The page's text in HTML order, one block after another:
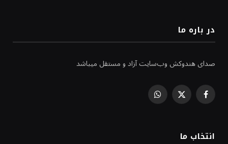
در باره ما
صدای هندوکش وب‌سایت آزاد و مستقل میباشد
Facebook
X
WhatsApp
انتخاب ما